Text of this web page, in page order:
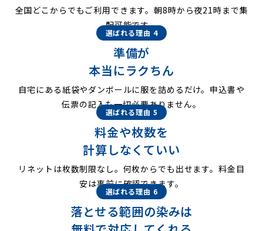
全国どこからでもご利用できます。朝8時から夜21時まで集
配可能です。
選ばれる理由 4
準備が
本当にラクちん
自宅にある紙袋やダンボールに服を詰めるだけ。申込書や
伝票の記入も一切必要ありません。
選ばれる理由 5
料金や枚数を
計算しなくていい
リネットは枚数制限なし。何枚からでも出せます。料金目
安は事前に確認できます。
選ばれる理由 6
落とせる範囲の染みは